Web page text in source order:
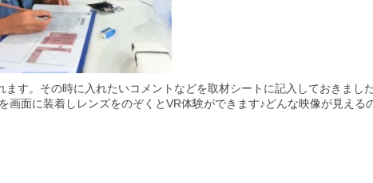
す。その時に入れたいコメントなどを取材シートに記入しておきまし
画面に装着しレンズをのぞくとVR体験ができます♪どんな映像が見える